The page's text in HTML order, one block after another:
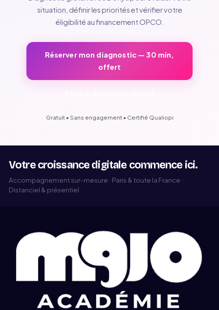
situation, définir les priorités et vérifier votre
éligibilité au financement OPCO.
Réserver mon diagnostic — 30 min,
offert
Gratuit • Sans engagement • Certifié Qualiopi
Votre croissance digitale commence ici.
Accompagnement sur-mesure · Paris & toute la France ·
Distanciel & présentiel